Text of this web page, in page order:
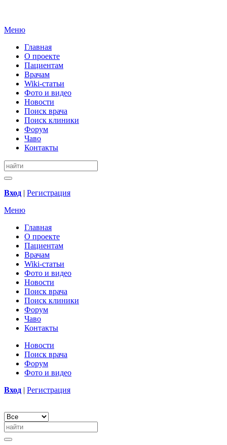
Меню
Главная
О проекте
Пациентам
Врачам
Wiki-статьи
Фото и видео
Новости
Поиск врача
Поиск клиники
Форум
Чаво
Контакты
Вход | Регистрация
Меню
Главная
О проекте
Пациентам
Врачам
Wiki-статьи
Фото и видео
Новости
Поиск врача
Поиск клиники
Форум
Чаво
Контакты
Новости
Поиск врача
Форум
Фото и видео
Вход | Регистрация